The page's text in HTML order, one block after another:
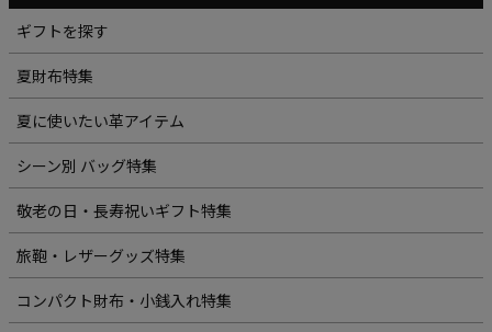
ギフトを探す
夏財布特集
夏に使いたい革アイテム
シーン別 バッグ特集
敬老の日・長寿祝いギフト特集
旅鞄・レザーグッズ特集
コンパクト財布・小銭入れ特集